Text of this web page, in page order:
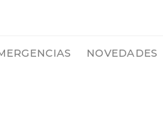
NOVEDADES